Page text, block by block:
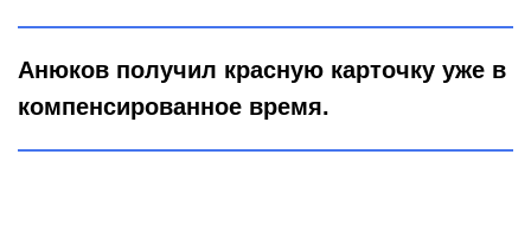
Анюков получил красную карточку уже в
компенсированное время.